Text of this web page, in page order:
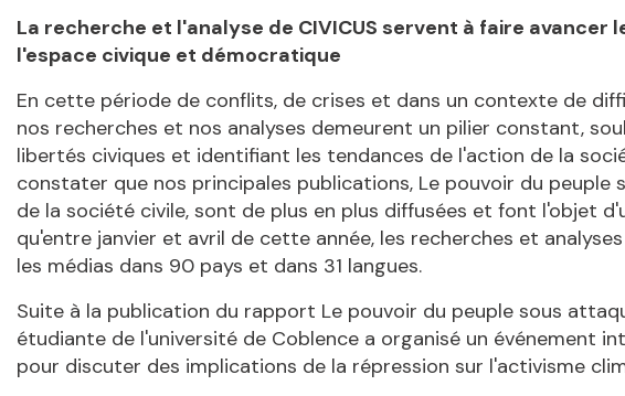
La recherche et l'analyse de CIVICUS servent à faire avancer
l'espace civique et démocratique
En cette période de conflits, de crises et dans un contexte de
nos recherches et nos analyses demeurent un pilier constant,
libertés civiques et identifiant les tendances de l'action de la
constater que nos principales publications, Le pouvoir du
de la société civile, sont de plus en plus diffusées et font l'objet
qu'entre janvier et avril de cette année, les recherches et
les médias dans 90 pays et dans 31 langues.
Suite à la publication du rapport Le pouvoir du peuple sous
étudiante de l'université de Coblence a organisé un événement
pour discuter des implications de la répression sur l'activisme